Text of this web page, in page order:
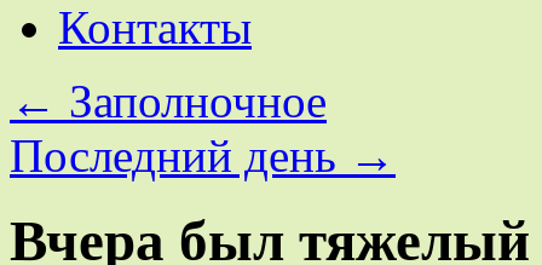
Контакты
← Заполночное
Последний день →
Вчера был тяжелый